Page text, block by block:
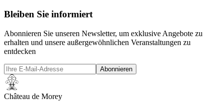
Bleiben Sie informiert
Abonnieren Sie unseren Newsletter, um exklusive Angebote zu
erhalten und unsere außergewöhnlichen Veranstaltungen zu
entdecken
Abonnieren
Château de Morey